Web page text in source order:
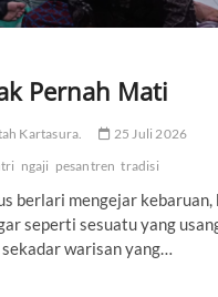
Pernah Mati
Kartasura.
25 Juli 2026
ngaji pesantren tradisi
berlari mengejar kebaruan,
seperti sesuatu yang
warisan yang…